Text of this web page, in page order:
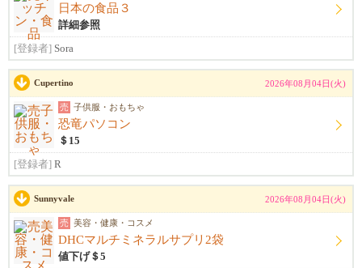
日本の食品３
詳細参照
[登録者] Sora
Cupertino 2026年08月04日(火)
売 子供服・おもちゃ
恐竜パソコン
＄15
[登録者] R
Sunnyvale 2026年08月04日(火)
売 美容・健康・コスメ
DHCマルチミネラルサプリ2袋
値下げ＄5